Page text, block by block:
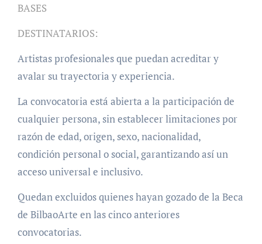
BASES
DESTINATARIOS:
Artistas profesionales que puedan acreditar y
avalar su trayectoria y experiencia.
La convocatoria está abierta a la participación de
cualquier persona, sin establecer limitaciones por
razón de edad, origen, sexo, nacionalidad,
condición personal o social, garantizando así un
acceso universal e inclusivo.
Quedan excluidos quienes hayan gozado de la Beca
de BilbaoArte en las cinco anteriores
convocatorias.